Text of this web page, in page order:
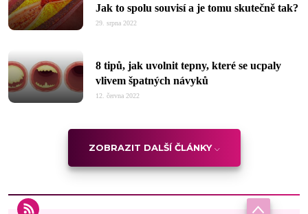
Jak to spolu souvisí a je tomu skutečně tak?
29. srpna 2022
8 tipů, jak uvolnit tepny, které se ucpaly
vlivem špatných návyků
12. června 2022
ZOBRAZIT DALŠÍ ČLÁNKY